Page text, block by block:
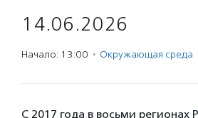
14.06.2026
Начало: 13:00 · Окружающая среда
С 2017 года в восьми регионах